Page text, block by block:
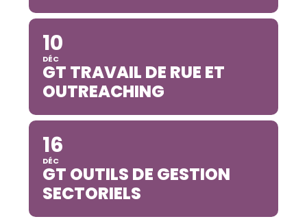
10
DÉC
GT TRAVAIL DE RUE ET
OUTREACHING
16
DÉC
GT OUTILS DE GESTION
SECTORIELS